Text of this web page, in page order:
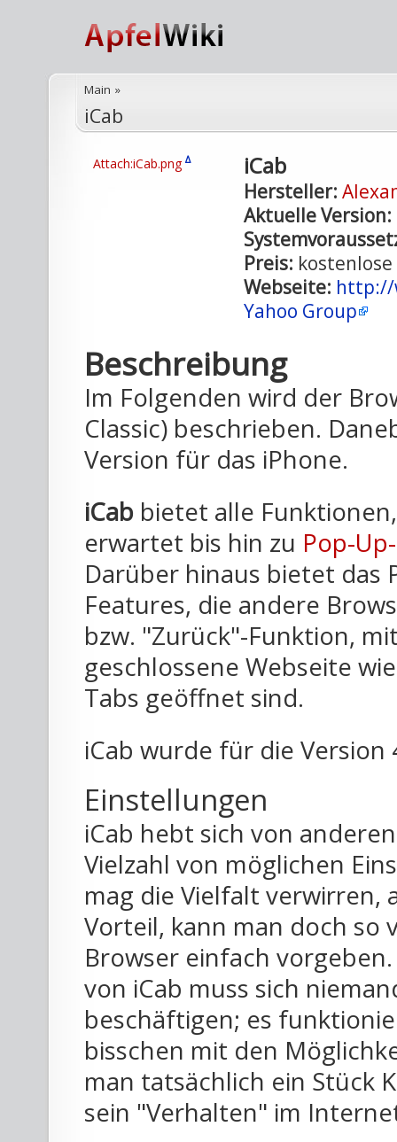
Main »
iCab
Attach:iCab.pngΔ iCab
Hersteller:
Aktuelle Version:
Preis:
Webseite: http://
Yahoo Group
Beschreibung
Im Folgenden wird der
Classic) beschrieben.
Version für das iPhone.
iCab bietet alle
erwartet bis hin zu Pop-
Darüber hinaus bietet das
Features, die andere
bzw. "Zurück"-Funktion,
geschlossene Webseite
Tabs geöffnet sind.
iCab wurde für die
Einstellungen
iCab hebt sich von
Vielzahl von möglichen
mag die Vielfalt verwirren,
Vorteil, kann man doch so
Browser einfach
von iCab muss sich
beschäftigen; es
bisschen mit den
man tatsächlich ein Stück
sein "Verhalten" im